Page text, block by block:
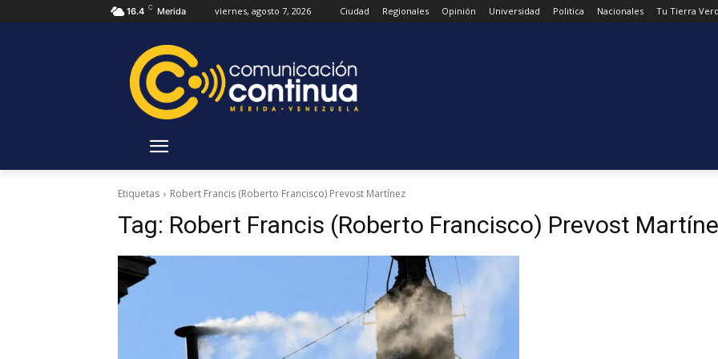
16.4 C Merida viernes, agosto 7, 2026 Ciudad Regionales Opinión Universidad Politica Nacionales Tu Tierra
Etiquetas Robert Francis (Roberto Francisco) Prevost Martínez
Tag: Robert Francis (Roberto Francisco) Prevost